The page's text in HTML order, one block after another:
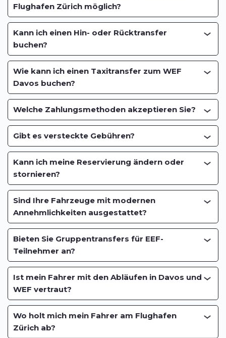
Flughafen Zürich möglich?
Kann ich einen Hin- oder Rücktransfer
buchen?
Wie kann ich einen Taxitransfer zum WEF
Davos buchen?
Welche Zahlungsmethoden akzeptieren Sie?
Gibt es versteckte Gebühren?
Kann ich meine Reservierung ändern oder
stornieren?
Sind Ihre Fahrzeuge mit modernen
Annehmlichkeiten ausgestattet?
Bieten Sie Gruppentransfers für EEF-
Teilnehmer an?
Ist mein Fahrer mit den Abläufen in Davos und
WEF vertraut?
Wo holt mich mein Fahrer am Flughafen
Zürich ab?